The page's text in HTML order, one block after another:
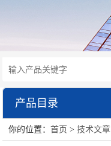
产品目录
水泥砂浆类试验仪器
你的位置：首页 >技术文章